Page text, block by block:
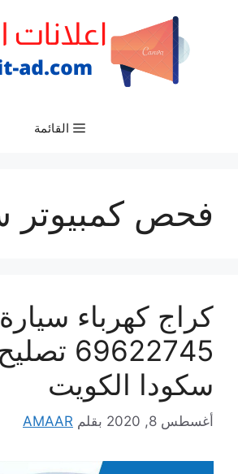
القائمة
فحص كمبيوتر
كراج كهرباء
سكودا الكويت
أغسطس 8, 2020 بقلم AMAAR